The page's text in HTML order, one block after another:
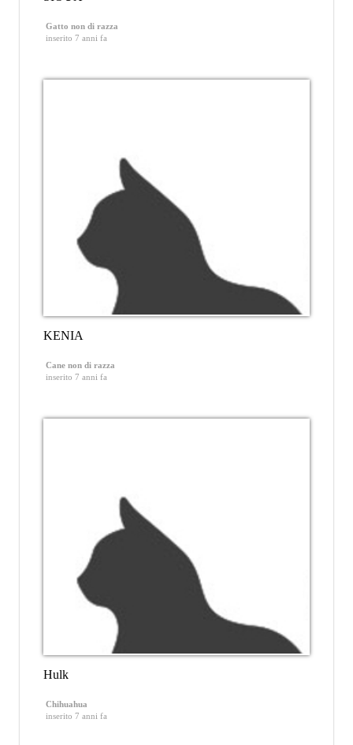
Gatto non di razza
inserito 7 anni fa
KENIA
Cane non di razza
inserito 7 anni fa
Hulk
Chihuahua
inserito 7 anni fa